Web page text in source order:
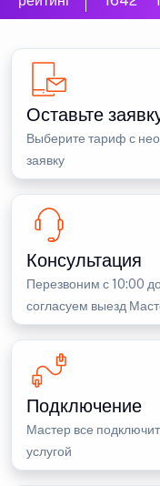
Оставьте
Выберите тариф с
заявку
Консультация
Перезвоним с 10:00
согласуем выезд
Подключение
Мастер все
услугой